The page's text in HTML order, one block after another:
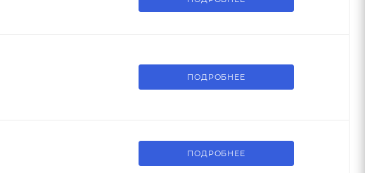
ПОДРОБНЕЕ
ПОДРОБНЕЕ